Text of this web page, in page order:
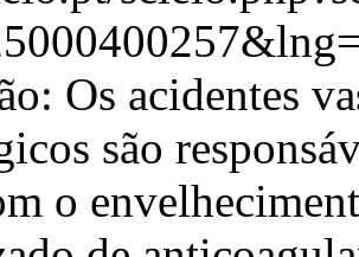
Os acidentes
são
o